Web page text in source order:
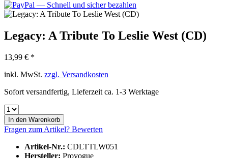
Legacy: A Tribute To Leslie West (CD)
13,99 € *
inkl. MwSt. zzgl. Versandkosten
Sofort versandfertig, Lieferzeit ca. 1-3 Werktage
In den Warenkorb
Fragen zum Artikel? Bewerten
Artikel-Nr.: CDLTTLW051
Hersteller: Provogue